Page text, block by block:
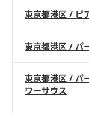
東京都港区 / ピ
東京都港区 / パ
東京都港区 / パ
ワーサウス